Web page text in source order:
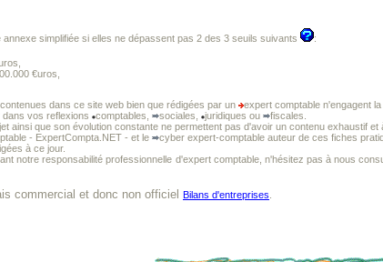
simplifiée si elles ne dépassent pas 2 des 3 seuils suivants :
€uros,
dans ce site web bien que rédigées par un expert comptable n'engagent
dans vos reflexions
comptables, sociales, juridiques ou
fiscales.
ainsi que son évolution constante ne permettent pas d'avoir un contenu exhaustif et
- ExpertCompta.NET - et le
cyber expert-comptable auteur de ces fiches
à ce jour.
notre responsabilité professionnelle d'expert comptable, n'hésitez pas à nous
commercial et donc non officiel Bilans d'entreprises